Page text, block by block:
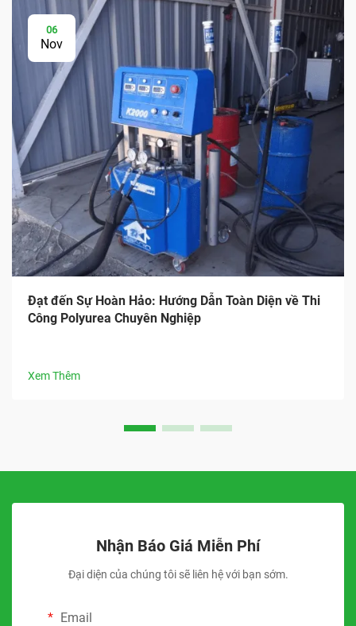
06
Nov
Đạt đến Sự Hoàn Hảo: Hướng Dẫn Toàn Diện về Thi
Công Polyurea Chuyên Nghiệp
Xem Thêm
Nhận Báo Giá Miễn Phí
Đại diện của chúng tôi sẽ liên hệ với bạn sớm.
Email